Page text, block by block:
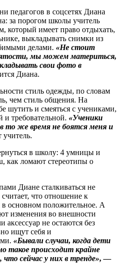
педагогов в соцсетях Диана
за порогом школы учитель
который имеет право отдыхать,
выкладывать снимки из
делами. «Не стоит
мы можем материться,
свои фото в
Диана.
стиль одежды, по словам
чем стиль общения. На
шутить и смеяться с учениками,
и требовательной. «Ученики
то же время не боятся меня и
учитель.
Диане сталкиваться не
что отношение к
в основном положительное. А
изменения во внешности
аксессуар не остаются без
ищут себя и
«Бывали случаи, когда дети
такое происходит крайне
что сейчас у них в тренде», —